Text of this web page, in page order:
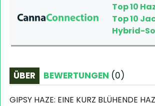
Top 10
Top 10
Hybrid-
ÜBER BEWERTUNGEN (0)
GIPSY HAZE: EINE KURZ BLÜHENDE